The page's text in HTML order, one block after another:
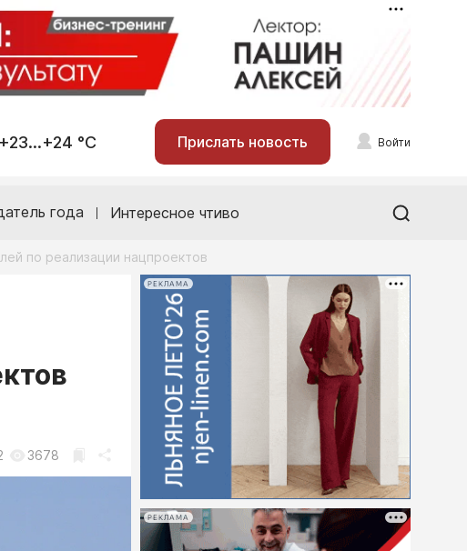
+23...+24 °С Прислать новость Войти
года Интересное чтиво
по реализации нацпроектов
3678
РЕКЛАМА
РЕКЛАМА